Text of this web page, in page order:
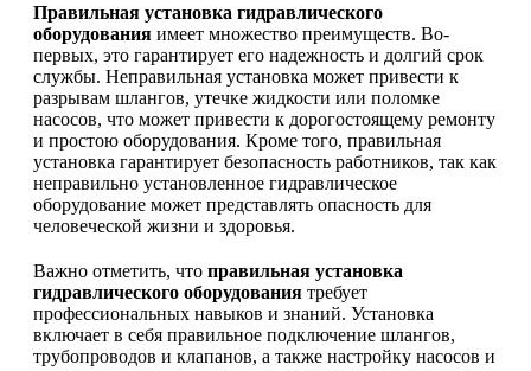
Правильная установка гидравлического
оборудования имеет множество преимуществ. Во-
первых, это гарантирует его надежность и долгий срок
службы. Неправильная установка может привести к
разрывам шлангов, утечке жидкости или поломке
насосов, что может привести к дорогостоящему ремонту
и простою оборудования. Кроме того, правильная
установка гарантирует безопасность работников, так как
неправильно установленное гидравлическое
оборудование может представлять опасность для
человеческой жизни и здоровья.
Важно отметить, что правильная установка
гидравлического оборудования требует
профессиональных навыков и знаний. Установка
включает в себя правильное подключение шлангов,
трубопроводов и клапанов, а также настройку насосов и